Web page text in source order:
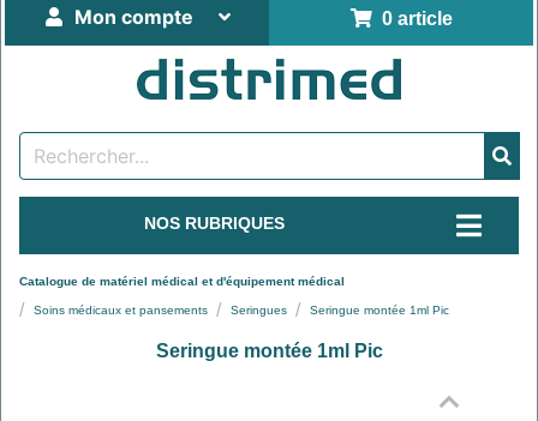
0 article
Mon compte
NOS RUBRIQUES
Catalogue de matériel médical et d'équipement médical
Soins médicaux et pansements Seringues Seringue montée 1ml Pic
Seringue montée 1ml Pic